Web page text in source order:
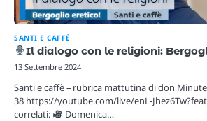
SANTI E CAFFÈ
Il dialogo con le religioni:
13 Settembre 2024
Santi e caffè – rubrica mattutina di don
38 https://youtube.com/live/enL-
correlati:
Domenica…